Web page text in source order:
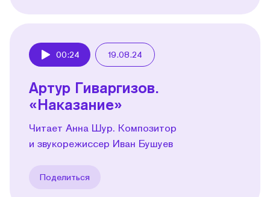
00:24 19.08.24
Артур Гиваргизов.
«Наказание»
Читает Анна Шур. Композитор
и звукорежиссер Иван Бушуев
Поделиться